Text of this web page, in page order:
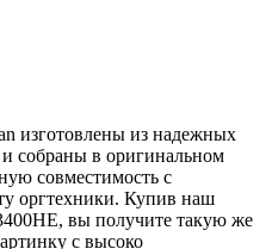
изготовлены из надежных
собраны в оригинальном
совместимость с
оргтехники. Купив наш
вы получите такую же
с высоко